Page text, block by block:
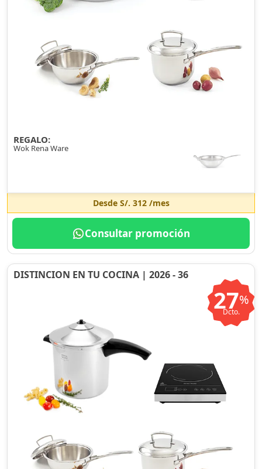
REGALO:
Wok Rena Ware
Desde S/. 312/mes
Consultar promoción
DISTINCION EN TU COCINA | 2026 - 36
27%
Dcto.